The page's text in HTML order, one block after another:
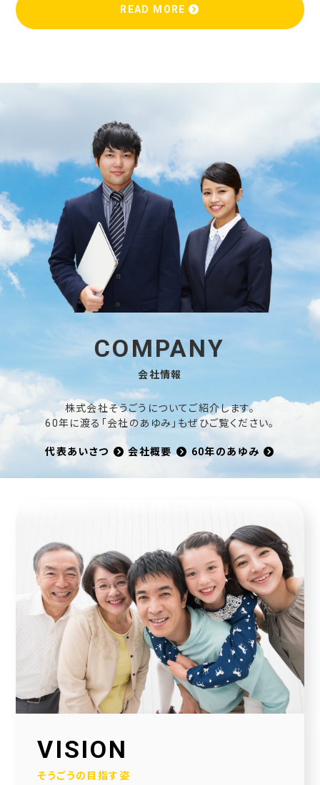
READ MORE
COMPANY
会社情報
株式会社そうごうについてご紹介します。
60年に渡る「会社のあゆみ」もぜひご覧ください。
代表あいさつ 会社概要 60年のあゆみ
VISION
そうごうの目指す姿